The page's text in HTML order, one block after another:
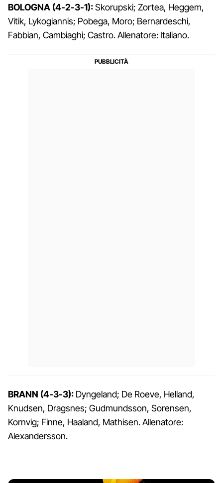
BOLOGNA (4-2-3-1):Skorupski; Zortea, Heggem,
Vitik, Lykogiannis; Pobega, Moro; Bernardeschi,
Fabbian, Cambiaghi; Castro. Allenatore: Italiano.
BRANN (4-3-3): Dyngeland; De Roeve, Helland,
Knudsen, Dragsnes; Gudmundsson, Sorensen,
Kornvig; Finne, Haaland, Mathisen. Allenatore:
Alexandersson.